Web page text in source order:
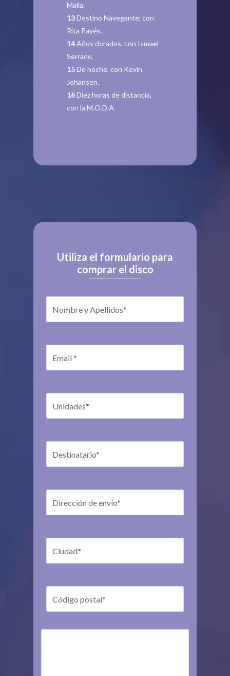
Malla.
13Destino Navegante, con
Rita Payés.
14Años dorados, con Ismael
Serrano.
15De noche, con Kevin
Johansen.
16Diez horas de distancia,
con la M.O.D.A.
Utiliza el formulario para
comprar el disco
Nombre y Apellidos*
Email *
Unidades*
Destinatario*
Dirección de envío*
Ciudad*
Código postal*